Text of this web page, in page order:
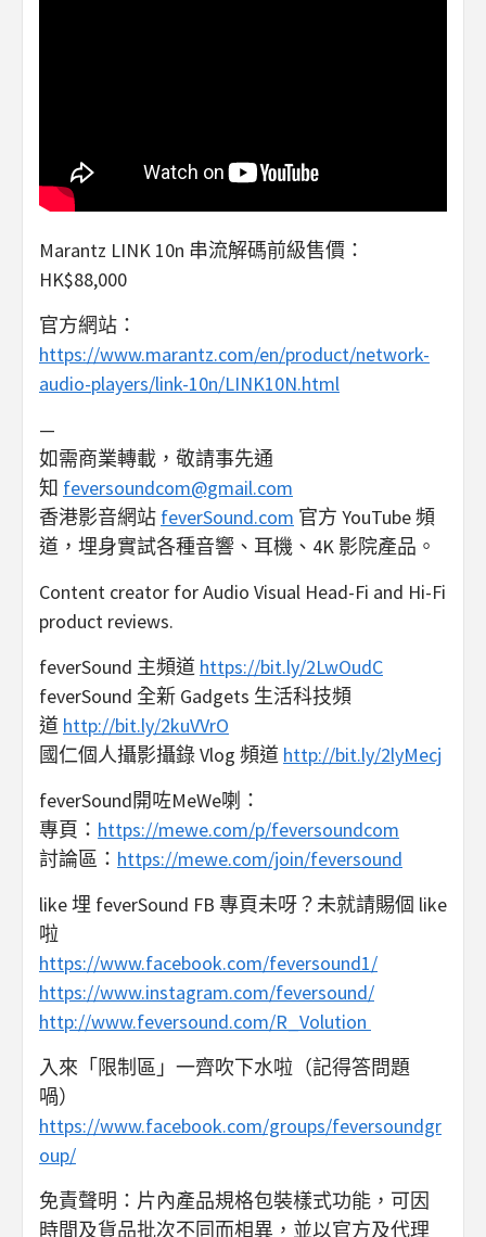
Marantz LINK 10n 串流解碼前級售價：
HK$88,000
官方網站：
https://www.marantz.com/en/product/network-
audio-players/link-10n/LINK10N.html
—
如需商業轉載，敬請事先通
知 feversoundcom@gmail.com
香港影音網站 feverSound.com 官方 YouTube 頻
道，埋身實試各種音響、耳機、4K 影院產品。
Content creator for Audio Visual Head-Fi and Hi-Fi
product reviews.
feverSound 主頻道 https://bit.ly/2LwOudC
feverSound 全新 Gadgets 生活科技頻
道 http://bit.ly/2kuVVrO
國仁個人攝影攝錄 Vlog 頻道 http://bit.ly/2lyMecj
feverSound開咗MeWe喇：
專頁： https://mewe.com/p/feversoundcom
討論區： https://mewe.com/join/feversound
like 埋 feverSound FB 專頁未呀？未就請賜個 like
啦
https://www.facebook.com/feversound1/
https://www.instagram.com/feversound/
http://www.feversound.com/R_Volution
入來「限制區」一齊吹下水啦（記得答問題
喎）
https://www.facebook.com/groups/feversoundgr
oup/
免責聲明：片內產品規格包裝樣式功能，可因
時間及貨品批次不同而相異，並以官方及代理